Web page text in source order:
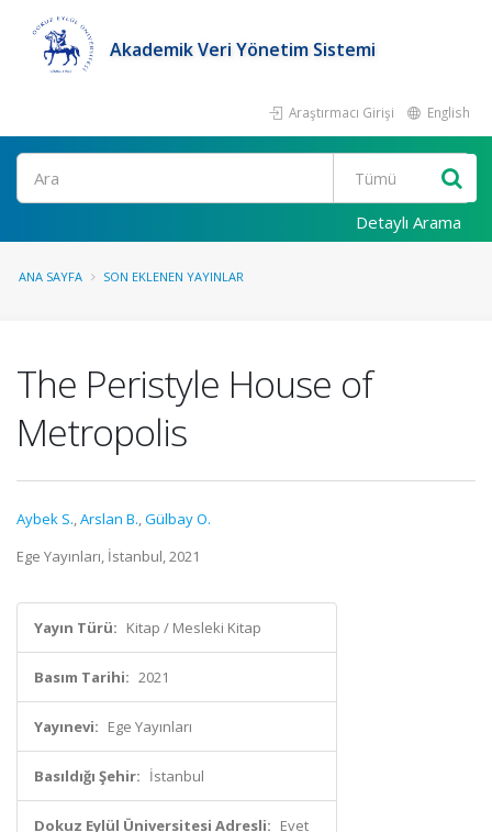
Akademik Veri Yönetim Sistemi
Araştırmacı Girişi English
Ara
Detaylı Arama
ANA SAYFA SON EKLENEN YAYINLAR
The Peristyle House of
Metropolis
Aybek S.,Arslan B.,Gülbay O.
Ege Yayınları, İstanbul, 2021
Yayın Türü: Kitap / Mesleki Kitap
Basım Tarihi: 2021
Yayınevi: Ege Yayınları
Basıldığı Şehir: İstanbul
Dokuz Eylül Üniversitesi Adresli: Evet